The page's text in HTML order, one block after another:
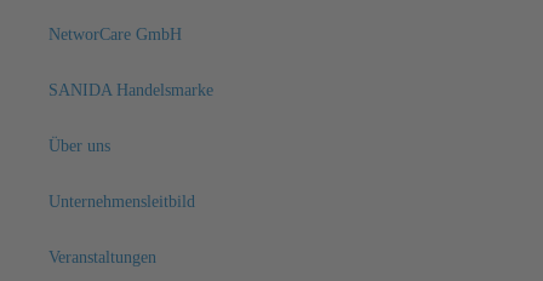
NetworCare GmbH
SANIDA Handelsmarke
Über uns
Unternehmensleitbild
Veranstaltungen